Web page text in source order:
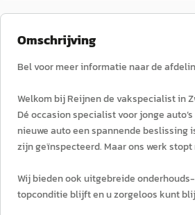
Omschrijving
Bel voor meer informatie naar de
Welkom bij Reijnen de vakspecialist in
Dé occasion specialist voor jonge
nieuwe auto een spannende
zijn geïnspecteerd. Maar ons werk
Wij bieden ook uitgebreide
topconditie blijft en u zorgeloos kunt